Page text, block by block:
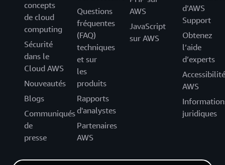
concepts
de cloud
computing
Sécurité
dans le
Cloud AWS
Nouveautés
Blogs
Communiqués
de
presse
Questions
fréquentes
(FAQ)
techniques
et sur
les
produits
Rapports
d'analystes
Partenaires
AWS
AWS
JavaScript
sur AWS
d’AWS
Support
Obtenez
l’aide
d’experts
Accessibilité
AWS
juridiques